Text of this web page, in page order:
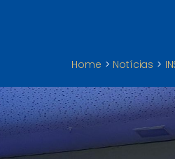
Home Notícias